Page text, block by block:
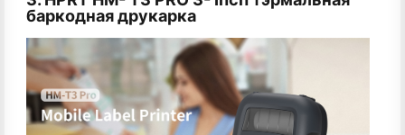
баркодная друкарка